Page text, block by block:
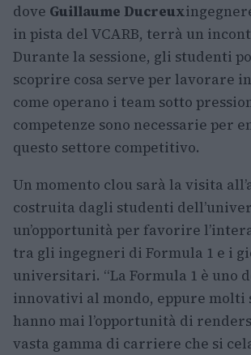
dove Guillaume Ducreux
in pista del VCARB, terrà un
Durante la sessione, gli studenti
scoprire cosa serve per lavorare
come operano i team sotto
competenze sono necessarie per
questo settore competitivo.
Un momento clou sarà la visita
costruita dagli studenti
un’opportunità per favorire
tra gli ingegneri di Formula 1 e i
universitari. “La Formula 1 è uno
innovativi al mondo, eppure molti
hanno mai l’opportunità di
vasta gamma di carriere che si